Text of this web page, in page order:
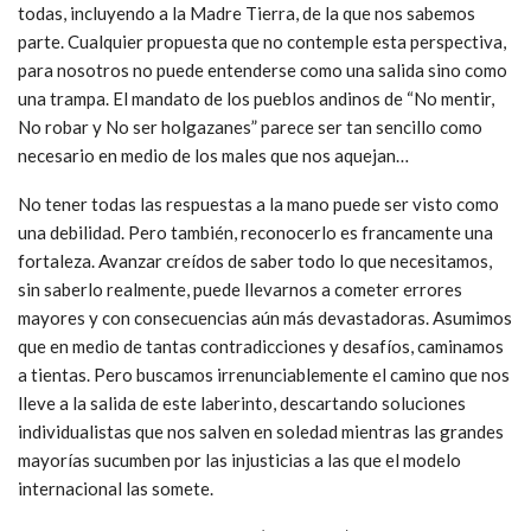
todas, incluyendo a la Madre Tierra, de la que nos sabemos
parte. Cualquier propuesta que no contemple esta perspectiva,
para nosotros no puede entenderse como una salida sino como
una trampa. El mandato de los pueblos andinos de “No mentir,
No robar y No ser holgazanes” parece ser tan sencillo como
necesario en medio de los males que nos aquejan…
No tener todas las respuestas a la mano puede ser visto como
una debilidad. Pero también, reconocerlo es francamente una
fortaleza. Avanzar creídos de saber todo lo que necesitamos,
sin saberlo realmente, puede llevarnos a cometer errores
mayores y con consecuencias aún más devastadoras. Asumimos
que en medio de tantas contradicciones y desafíos, caminamos
a tientas. Pero buscamos irrenunciablemente el camino que nos
lleve a la salida de este laberinto, descartando soluciones
individualistas que nos salven en soledad mientras las grandes
mayorías sucumben por las injusticias a las que el modelo
internacional las somete.